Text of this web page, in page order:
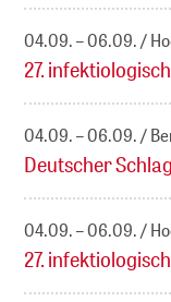
04.09. – 06.09.
27.
04.09. – 06.09.
Deutscher
04.09. – 06.09.
27.